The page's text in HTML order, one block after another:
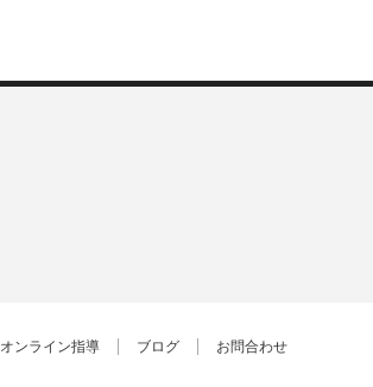
オンライン指導 ブログ お問合わせ